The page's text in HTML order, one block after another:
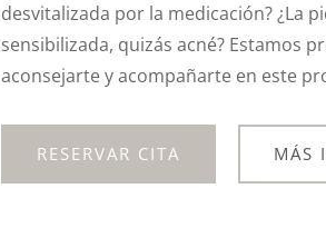
desvitalizada por la medicación? ¿La
sensibilizada, quizás acné? Estamos
aconsejarte y acompañarte en este
RESERVAR CITA MÁS